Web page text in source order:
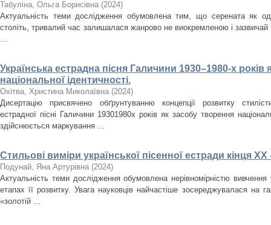
Табуліна, Ольга Борисівна (2024)
Актуальність теми дослідження обумовлена тим, що серената як
століть, тривалий час залишалася жанрово не виокремленою і зазвичай
...
Українська естрадна пісня Галичини 1930–1980-­х років
національної ідентичності.
Охітва, Христина Миколаївна (2024)
Дисертацію присвячено обґрунтуванню концепції розвитку
естрадної пісні Галичини 1930­1980­х років як засобу творення
здійснюється маркування ...
Стильові виміри української пісенної естради кінця ХХ
Подунай, Яна Артурівна (2024)
Актуальність теми дослідження обумовлена нерівномірністю вивчення
етапах її розвитку. Увага науковців найчастіше зосереджувалася на
«золотій ...